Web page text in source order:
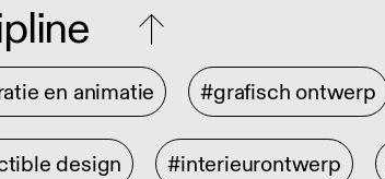
en animatie #grafisch ontwerp
design #interieurontwerp